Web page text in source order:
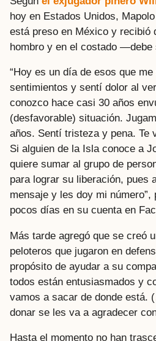
hoy en Estados Unidos,
está preso en México y recibió
hombro y en el costado —debe
“Hoy es un día de esos que
sentimientos y sentí dolor al
conozco hace casi 30 años
(desfavorable) situación.
años. Sentí tristeza y pena. Te
Si alguien de la Isla conoce a
quiere sumar al grupo de
para lograr su liberación, pues
mensaje y les doy mi número”,
pocos días en su cuenta en
Más tarde agregó que se creó
peloteros que jugaron en
propósito de ayudar a su
todos están entusiasmados y
vamos a sacar de donde está.
donar se les va a agradecer
Hasta el momento no han